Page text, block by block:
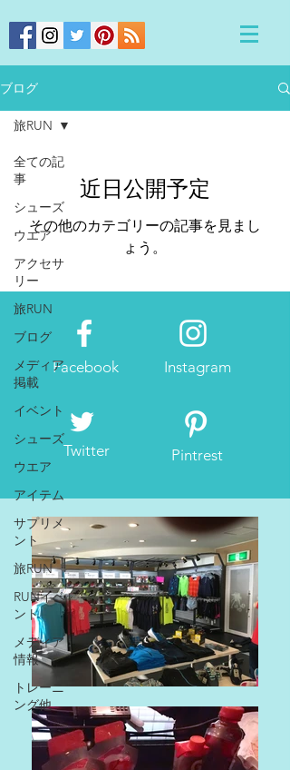
ブログ
全ての記
事
シューズ
ウエア
アクセサ
リー
旅RUN
ブログ
メディア
掲載
イベント
シューズ
ウエア
アイテム
サプリメ
ント
旅RUN
RUNイベ
ント
メディア
情報
トレーニ
ング他
旅RUN
近日公開予定
その他のカテゴリーの記事を見まし
ょう。
Facebook Instagram
Pintrest
Twitter